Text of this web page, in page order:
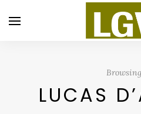
LUCAS